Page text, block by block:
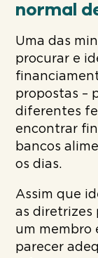
normal
Uma das
procurar e
propostas –
diferentes
encontrar
bancos
os dias.
Assim que
as diretrizes
um membro
parecer